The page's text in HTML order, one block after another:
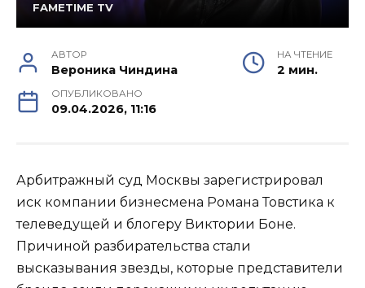
FAMETIME TV
АВТОР
Вероника Чиндина
НА ЧТЕНИЕ
2 мин.
ОПУБЛИКОВАНО
09.04.2026, 11:16
Арбитражный суд Москвы зарегистрировал
иск компании бизнесмена Романа Товстика к
телеведущей и блогеру Виктории Боне.
Причиной разбирательства стали
высказывания звезды, которые представители